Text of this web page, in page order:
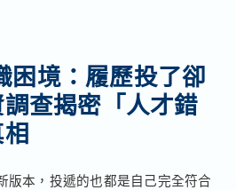
困境：履歷投了卻
查揭密「人才錯
版本，投遞的也都是自己完全符合